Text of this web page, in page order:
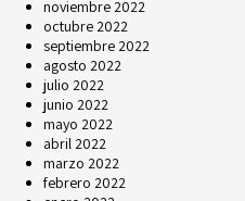
noviembre 2022
octubre 2022
septiembre 2022
agosto 2022
julio 2022
junio 2022
mayo 2022
abril 2022
marzo 2022
febrero 2022